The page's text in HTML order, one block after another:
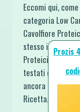
Eccomi qui,
categoria Low
Cavolfiore
stesso in cui
Proteici Senza
testati col
ancora più
Ricetta…
Prozis